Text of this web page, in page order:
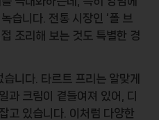
습니다. 전통 시장인 ‘폴 브
조리해 보는 것도 특별한 경
니다. 타르트 프리 는 알맞게
과 크림이 곁들여져 있어, 디
고 있습니다. 이처럼 다양한